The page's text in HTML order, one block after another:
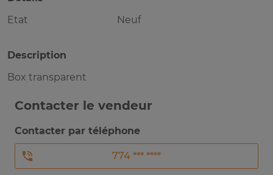
Etat
Neuf
Description
Box transparent
Contacter le vendeur
Contacter par téléphone
774 *** ****